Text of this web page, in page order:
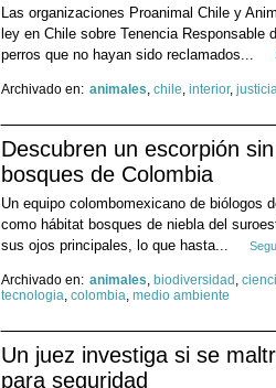
Las organizaciones Proanimal Chile y
ley en Chile sobre Tenencia
perros que no hayan sido reclamados...
Archivado en: animales, chile, interior,
Descubren un escorpión
bosques de Colombia
Un equipo colombomexicano de biólogos
como hábitat bosques de niebla del
sus ojos principales, lo que hasta...
Archivado en: animales, biodiversidad ,
tecnologia, colombia, medio ambiente
Un juez investiga si se
para seguridad